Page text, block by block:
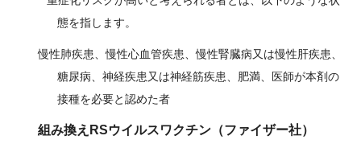
態を指します。
慢性肺疾患、慢性心血管疾患、慢性腎臓病又は慢性肝疾患、
糖尿病、神経疾患又は神経筋疾患、肥満、医師が本剤の
接種を必要と認めた者
組み換えRSウイルスワクチン（ファイザー社）